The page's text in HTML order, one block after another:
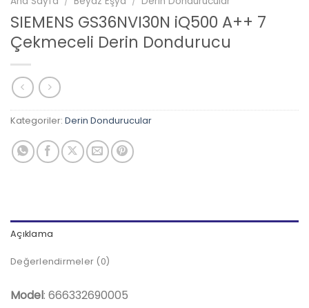
SIEMENS GS36NVI30N iQ500 A++ 7
Çekmeceli Derin Dondurucu
Kategoriler: Derin Dondurucular
Açıklama
Değerlendirmeler (0)
Model: 666332690005